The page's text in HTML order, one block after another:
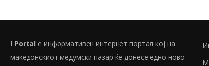
I Portal е информативен интернет портал кој на
македонскиот медумски пазар ќе донесе едно ново